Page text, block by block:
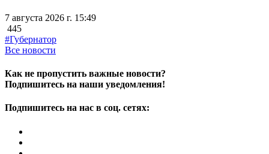
7 августа 2026 г. 15:49
445
#Губернатор
Все новости
Как не пропустить важные новости?
Подпишитесь на наши уведомления!
Подпишитесь на нас в соц. сетях: